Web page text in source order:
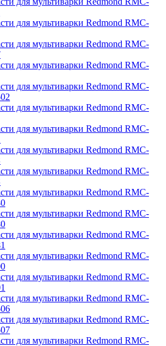
для мультиварки Redmond RMC-
для мультиварки Redmond RMC-
для мультиварки Redmond RMC-
для мультиварки Redmond RMC-
для мультиварки Redmond RMC-
для мультиварки Redmond RMC-
для мультиварки Redmond RMC-
для мультиварки Redmond RMC-
для мультиварки Redmond RMC-
для мультиварки Redmond RMC-
для мультиварки Redmond RMC-
для мультиварки Redmond RMC-
для мультиварки Redmond RMC-
для мультиварки Redmond RMC-
для мультиварки Redmond RMC-
для мультиварки Redmond RMC-